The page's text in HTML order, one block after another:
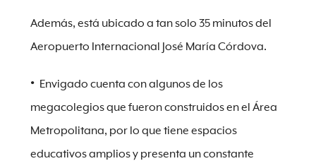
Además, está ubicado a tan solo 35 minutos del
Aeropuerto Internacional José María Córdova.
Envigado cuenta con algunos de los
megacolegios que fueron construidos en el Área
Metropolitana, por lo que tiene espacios
educativos amplios y presenta un constante